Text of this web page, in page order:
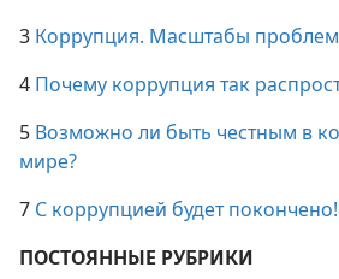
ТЕМА НОМЕРА
3 Коррупция. Масштабы проблемы
4 Почему коррупция так
5Возможно ли быть честным в
мире?
7С коррупцией будет покончено!